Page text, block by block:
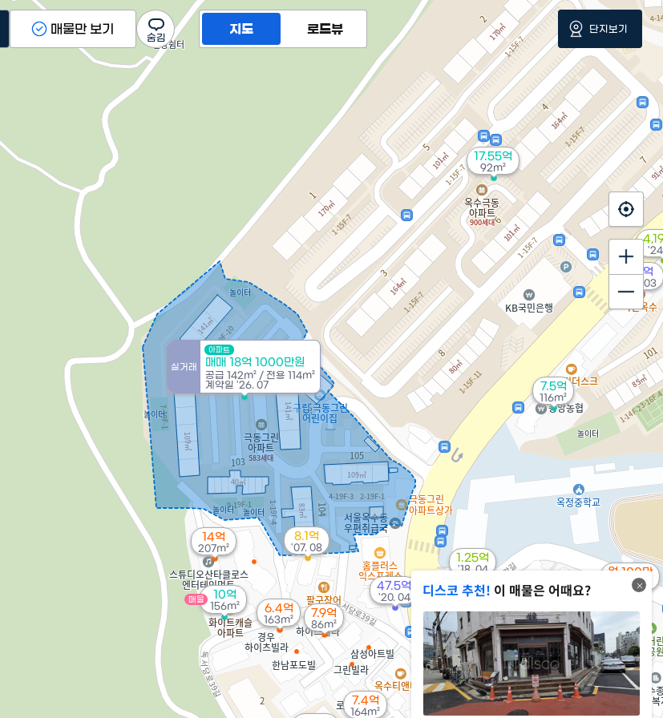
2.12억
54m²
실거래
아파트
매매 18억 1000만원
공급 142m² / 전용 114m²
계약일 '26. 07
1.1억
19m²
17.55억
92m²
7.9억
86m²
월 100만
60m²
10억
156m²
매물
3.74억
52m²
7.5억
116m²
47.5억
'20. 04
34억
'20. 03
7.4억
164m²
1.25억
'18. 04
14억
207m²
6.4억
163m²
2.54억
8.1억
'07. 08
디스코 추천! 이 매물은 어때요?
지도 로드뷰
매물만 보기 단지보기